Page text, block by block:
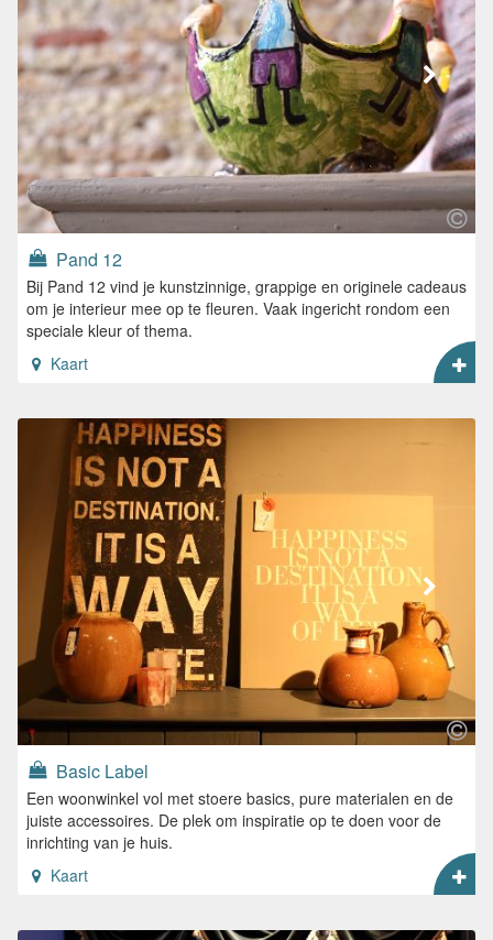
Pand 12
Bij Pand 12 vind je kunstzinnige, grappige en originele cadeaus
om je interieur mee op te fleuren. Vaak ingericht rondom een
speciale kleur of thema.
Kaart
Basic Label
Een woonwinkel vol met stoere basics, pure materialen en de
juiste accessoires. De plek om inspiratie op te doen voor de
inrichting van je huis.
Kaart